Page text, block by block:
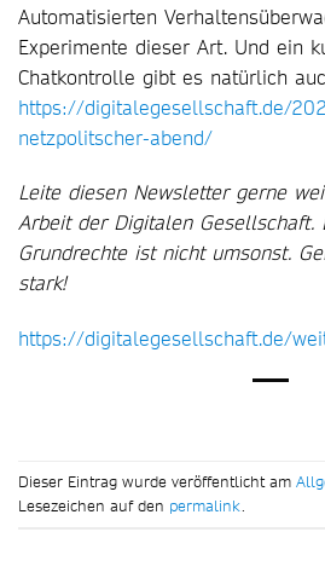
Automatisierten
Experimente dieser Art. Und ein
Chatkontrolle gibt es natürlich
https://digitalegesellschaft.de/
netzpolitscher-abend/
Leite diesen Newsletter gerne
Arbeit der Digitalen
Grundrechte ist nicht umsonst.
stark!
https://digitalegesellschaft.de/
Dieser Eintrag wurde veröffentlicht am
Lesezeichen auf den permalink.